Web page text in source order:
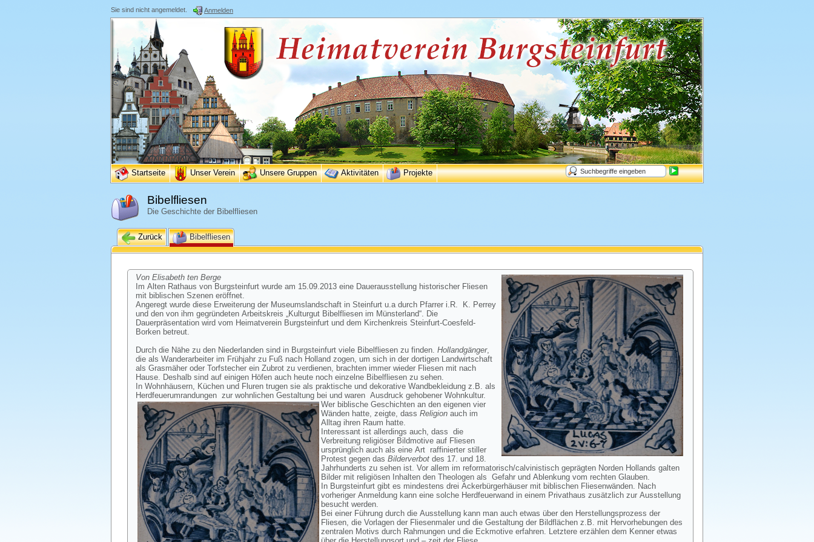
Sie sind nicht angemeldet. Anmelden
Startseite Unser Verein Unsere Gruppen Aktivitäten Projekte
Bibelfliesen
Die Geschichte der Bibelfliesen
Zurück Bibelfliesen
Von Elisabeth ten Berge
Im Alten Rathaus von Burgsteinfurt wurde am 15.09.2013 eine Dauerausstellung historischer Fliesen
mit biblischen Szenen eröffnet.
Angeregt wurde diese Erweiterung der Museumslandschaft in Steinfurt u.a durch Pfarrer i.R. K. Perrey
und den von ihm gegründeten Arbeitskreis „Kulturgut Bibelfliesen im Münsterland“. Die
Dauerpräsentation wird vom Heimatverein Burgsteinfurt und dem Kirchenkreis Steinfurt-Coesfeld-
Borken betreut.
Durch die Nähe zu den Niederlanden sind in Burgsteinfurt viele Bibelfliesen zu finden. Hollandgänger,
die als Wanderarbeiter im Frühjahr zu Fuß nach Holland zogen, um sich in der dortigen Landwirtschaft
als Grasmäher oder Torfstecher ein Zubrot zu verdienen, brachten immer wieder Fliesen mit nach
Hause. Deshalb sind auf einigen Höfen auch heute noch einzelne Bibelfliesen zu sehen.
In Wohnhäusern, Küchen und Fluren trugen sie als praktische und dekorative Wandbekleidung z.B. als
Herdfeuerumrandungen zur wohnlichen Gestaltung bei und waren Ausdruck gehobener Wohnkultur.
Wer biblische Geschichten an den eigenen vier
Wänden hatte, zeigte, dass Religion auch im
Alltag ihren Raum hatte.
Interessant ist allerdings auch, dass die
Verbreitung religiöser Bildmotive auf Fliesen
ursprünglich auch als eine Art raffinierter stiller
Protest gegen das Bilderverbot des 17. und 18.
Jahrhunderts zu sehen ist. Vor allem im reformatorisch/calvinistisch geprägten Norden Hollands galten
Bilder mit religiösen Inhalten den Theologen als Gefahr und Ablenkung vom rechten Glauben.
In Burgsteinfurt gibt es mindestens drei Ackerbürgerhäuser mit biblischen Fliesenwänden. Nach
vorheriger Anmeldung kann eine solche Herdfeuerwand in einem Privathaus zusätzlich zur Ausstellung
besucht werden.
Bei einer Führung durch die Ausstellung kann man auch etwas über den Herstellungsprozess der
Fliesen, die Vorlagen der Fliesenmaler und die Gestaltung der Bildflächen z.B. mit Hervorhebungen des
zentralen Motivs durch Rahmungen und die Eckmotive erfahren. Letztere erzählen dem Kenner etwas